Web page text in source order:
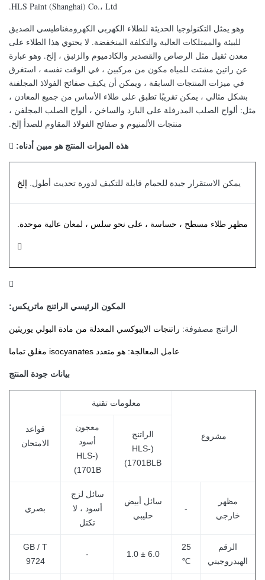
HLS Paint (Shanghai) Co.، Ltd.
وهو يمثل التكنولوجيا الحديثة للطلاء الكهربي الكهرومغناطيسي الصديق
للبيئة والممتلكات العالية والتكلفة المنخفضة. لا يحتوي هذا الطلاء على
معدن ثقيل مثل الرصاص والقصدير والكادميوم والزئبق ، إلخ. وهو عبارة
عن راتين مشتت للمياه مكون من مركبين ، في الوقت نفسه ، استغرق
في ميزات المنتجات السابقة ، ويمكن أن يكيف صفائح الفولاذ المجلفنة
بشكل مثالي ، يمكن تقريبًا تطبق على طلاء الأساس من جميع المعادن ،
مثل: ألواح الصلب المدرفلة على البارد والساخن ، ألواح الصلب المجلفن ،
منتجات الألمنيوم و صفائح الفولاذ المقاوم للصدأ إلخ.
هذه الميزات المنتج هو مبين أدناه:
يمكن الاستقرار جيدة للحمام قابلة للتكيف لدورة تحديث أطول. إلخ
مظهر طلاء مسطح ، حساسة ، على نحو سلس ، لمعان عالية موحدة.


المكون الرئيسي الراتنج ماتريكس:
الراتنج مصفوفة: راتنجات الايبوكسي المعدلة من مادة البولي يوريثين
عامل المعالجة: هو متعدد isocyanates مغلق تماما
بيانات جودة المنتج
مشروع
معلومات تقنية
قواعد
الامتحان
الراتنج
(HLS-
1701BLB)
معجون
أسود
(HLS-
1701B)
مظهر
خارجي
-
سائل أبيض
حليبي
سائل لزج
أسود ، لا
تكتل
بصري
الرقم
الهيدروجيني
25
℃
6.0 ± 1.0
-
GB / T
9724